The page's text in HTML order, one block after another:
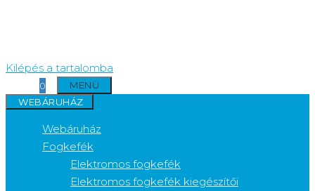
Kilépés a tartalomba
0
MENÜ
WEBÁRUHÁZ
Webáruház
Fogkefék
Elektromos fogkefék
Elektromos fogkefék kiegészítői